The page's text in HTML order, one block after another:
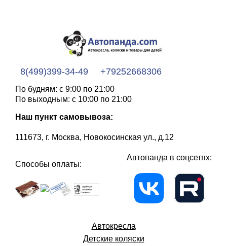
8(499)399-34-49 +79252668306
По будням: с 9:00 по 21:00
По выходным: с 10:00 по 21:00
Наш пункт самовывоза:
111673, г. Москва, Новокосинская ул., д.12
Способы оплаты:
Автопанда в соцсетях:
Автокресла
Детские коляски